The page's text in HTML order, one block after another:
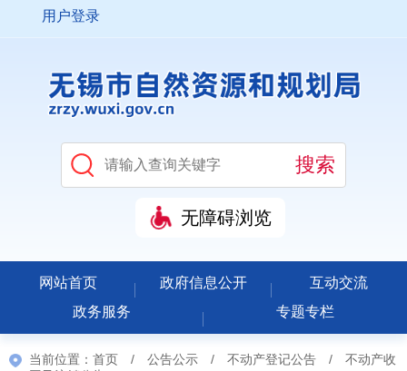
用户登录
无障碍浏览
网站首页 政府信息公开
互动交流
政务服务
专题专栏
当前位置： 首页 / 公告公示 / 不动产登记公告 /
不动产收